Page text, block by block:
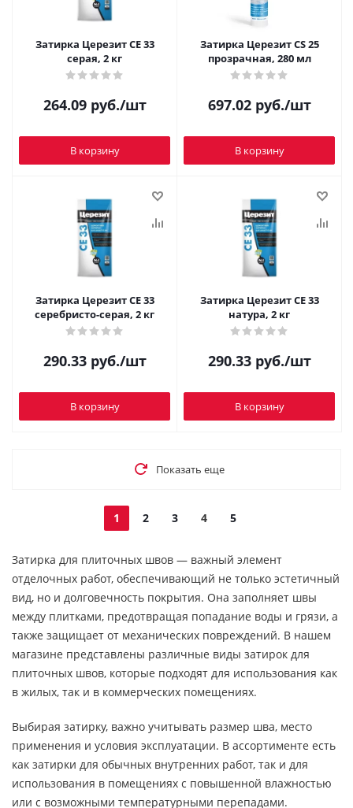
Затирка Церезит CE 33
серая, 2 кг
264.09руб./шт
В корзину
Затирка Церезит CS 25
прозрачная, 280 мл
697.02руб./шт
В корзину
Затирка Церезит CE 33
серебристо-серая, 2 кг
290.33руб./шт
В корзину
Затирка Церезит CE 33
натура, 2 кг
290.33руб./шт
В корзину
Показать еще
1 2 3 4 5
Затирка для плиточных швов — важный элемент
отделочных работ, обеспечивающий не только эстетичный
вид, но и долговечность покрытия. Она заполняет швы
между плитками, предотвращая попадание воды и грязи, а
также защищает от механических повреждений. В нашем
магазине представлены различные виды затирок для
плиточных швов, которые подходят для использования как
в жилых, так и в коммерческих помещениях.
Выбирая затирку, важно учитывать размер шва, место
применения и условия эксплуатации. В ассортименте есть
как затирки для обычных внутренних работ, так и для
использования в помещениях с повышенной влажностью
или с возможными температурными перепадами.